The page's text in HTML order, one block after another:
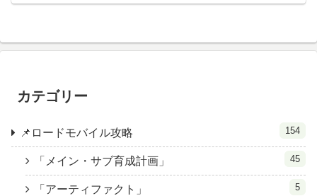
カテゴリー
📌ロードモバイル攻略 154
「メイン・サブ育成計画」 45
「アーティファクト」 5